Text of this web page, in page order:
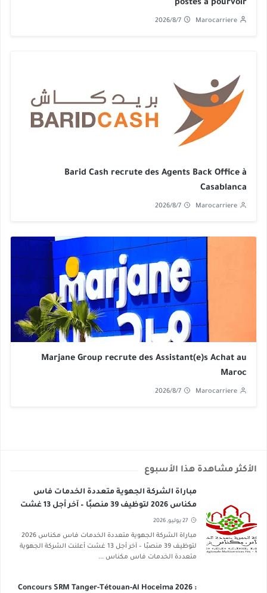
postes à pourvoir
Marocarriere
2026/8/7
Barid Cash recrute des Agents Back Office à
Casablanca
Marocarriere
2026/8/7
Marjane Group recrute des Assistant(e)s Achat au
Maroc
Marocarriere
2026/8/7
الأكثر مشاهدة هذا الأسبوع
مباراة الشركة الجهوية متعددة الخدمات فاس
مكناس 2026 لتوظيف 39 منصبًا – آخر أجل 13 غشت
2026
27 يوليو, 2026
مباراة الشركة الجهوية متعددة الخدمات فاس مكناس 2026
لتوظيف 39 منصبًا – آخر أجل 13 غشت أعلنت الشركة الجهوية
متعددة الخدمات فاس مكناس ...
Concours SRM Tanger-Tétouan-Al Hoceima 2026 :